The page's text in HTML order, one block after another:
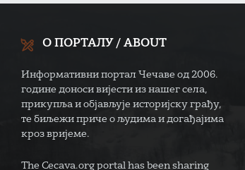
О ПОРТАЛУ / ABOUT
Информативни портал Чечаве од 2006.
године доноси вијести из нашег села,
прикупља и објављује историјску грађу,
те биљежи приче о људима и догађајима
кроз вријеме.
The Cecava.org portal has been sharing